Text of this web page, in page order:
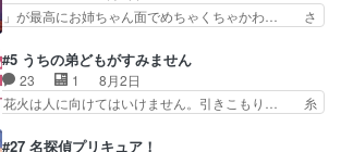
インを好きになっちゃう…
きでした。あの証拠写真、ひ… 互いが互いのこと
を想っているのにすれ違っ… 第５話をｄアニメス
んと練習したい〟と言… 本当この作品は「キャ
ラ」を活かすのがうま… みずかちゃんの介入で双
子の仲にヒビが………
」が最高にお姉ちゃん面でめちゃくちゃかわ… さ
を振り切ってみんなに謝ったララの思い… 仕事に
馴染めない辺り観ていて苦しいところ… ララちゃ
んの事情はもう少し皆に話して良い… ララと茉里
とで初のアルバイト。七転八倒し… 労働するプリ
#5 うちの弟どもがすみません
23 1
8月2日
花火は人に向けてはいけません。引きこもり… 糸
お名前を見たんだけどあの中村大樹さん… 糸ちゃ
#27 名探偵プリキュア！